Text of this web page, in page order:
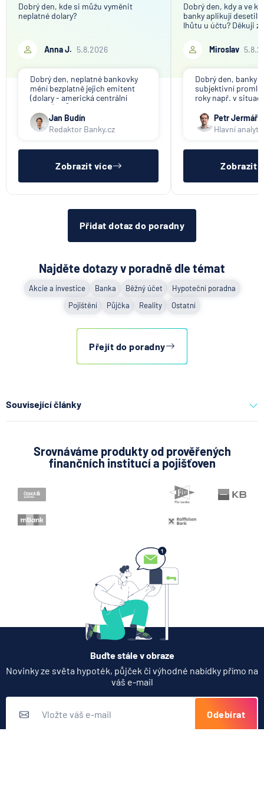
Dobrý den, kde si můžu vyměnit
neplatné dolary?
Anna J. 5.8.2026
Dobrý den, neplatné bankovky
mění bezplatně jejich emitent
(dolary - americká centrální
banka). V ČR nikdo tuto službu
nenabízí (ani na komerční bázi).
Jan Budín
Redaktor Banky.cz
Zobrazit více
Dobrý den, kdy a ve
banky aplikují
lhůtu u účtu? Děkuji
Miroslav
Dobrý den, banky
subjektivní
roky např. v
výběru peněz.
promlčecí lhůta 10
aplikována
Petr Jermář
Hlavní
Zobrazit
Přidat dotaz do poradny
Najděte dotazy v poradně dle témat
Akcie a investice Banka Běžný účet
Hypoteční poradna
Pojištění
Půjčka Reality Ostatní
Přejít do poradny
Související články
7.8.2026 Běžný účet
ČNB ponechala úroky,
klíčový je ale výhled inflace
Partners Banka spouští
nákup a prodej bitcoinu
přímo v Partners App
6.8.2026
Když rozhoduje stres: nové
triky bankovních podvodníků
Srovnáváme produkty od prověřených
finančních institucí a pojišťoven
Buďte stále v obraze
Novinky ze světa hypoték, půjček či výhodné nabídky přímo na
váš e-mail
Odebírat